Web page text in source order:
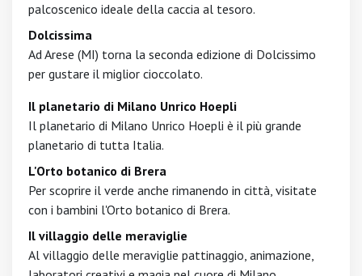
palcoscenico ideale della caccia al tesoro.
Dolcissima
Ad Arese (MI) torna la seconda edizione di Dolcissimo
per gustare il miglior cioccolato.
Il planetario di Milano Unrico Hoepli
Il planetario di Milano Unrico Hoepli è il più grande
planetario di tutta Italia.
L'Orto botanico di Brera
Per scoprire il verde anche rimanendo in città, visitate
con i bambini l'Orto botanico di Brera.
Il villaggio delle meraviglie
Al villaggio delle meraviglie pattinaggio, animazione,